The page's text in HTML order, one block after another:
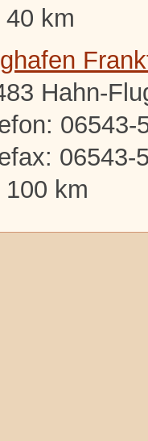
40 km
Hahn-
06543-
06543-
100 km